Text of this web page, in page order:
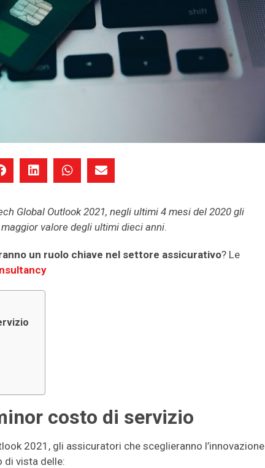
Global Outlook 2021, negli ultimi 4 mesi del 2020 gli
valore degli ultimi dieci anni.
un ruolo chiave nel settore assicurativo? Le
costo di servizio
2021, gli assicuratori che sceglieranno l’innovazione
di vista delle: